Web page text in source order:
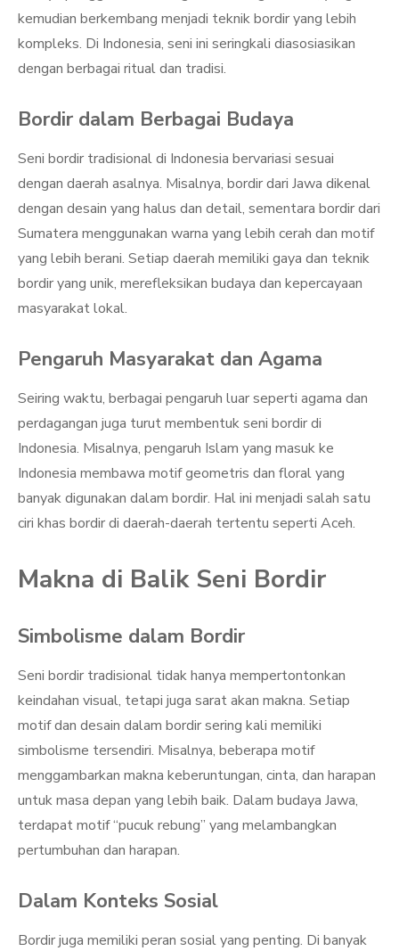
kemudian berkembang menjadi teknik bordir yang lebih
kompleks. Di Indonesia, seni ini seringkali diasosiasikan
dengan berbagai ritual dan tradisi.
Bordir dalam Berbagai Budaya
Seni bordir tradisional di Indonesia bervariasi sesuai
dengan daerah asalnya. Misalnya, bordir dari Jawa dikenal
dengan desain yang halus dan detail, sementara bordir dari
Sumatera menggunakan warna yang lebih cerah dan motif
yang lebih berani. Setiap daerah memiliki gaya dan teknik
bordir yang unik, merefleksikan budaya dan kepercayaan
masyarakat lokal.
Pengaruh Masyarakat dan Agama
Seiring waktu, berbagai pengaruh luar seperti agama dan
perdagangan juga turut membentuk seni bordir di
Indonesia. Misalnya, pengaruh Islam yang masuk ke
Indonesia membawa motif geometris dan floral yang
banyak digunakan dalam bordir. Hal ini menjadi salah satu
ciri khas bordir di daerah-daerah tertentu seperti Aceh.
Makna di Balik Seni Bordir
Simbolisme dalam Bordir
Seni bordir tradisional tidak hanya mempertontonkan
keindahan visual, tetapi juga sarat akan makna. Setiap
motif dan desain dalam bordir sering kali memiliki
simbolisme tersendiri. Misalnya, beberapa motif
menggambarkan makna keberuntungan, cinta, dan harapan
untuk masa depan yang lebih baik. Dalam budaya Jawa,
terdapat motif “pucuk rebung” yang melambangkan
pertumbuhan dan harapan.
Dalam Konteks Sosial
Bordir juga memiliki peran sosial yang penting. Di banyak